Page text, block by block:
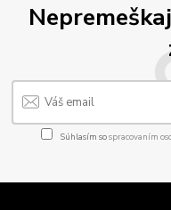
Súhlasím sospracovaním